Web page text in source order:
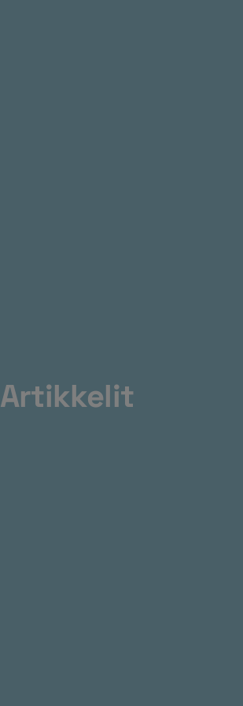
Artikkelit